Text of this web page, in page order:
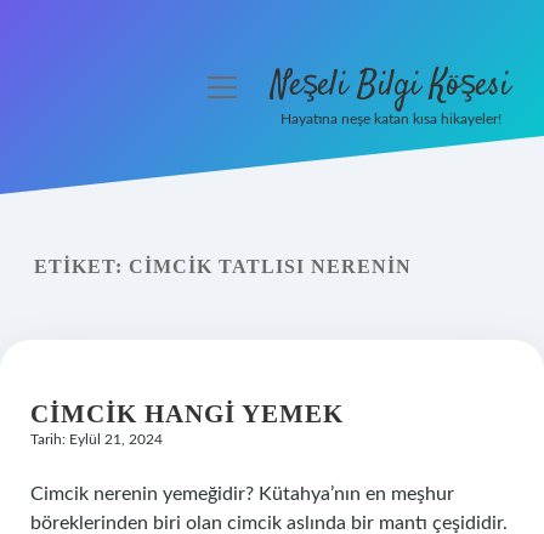
Yasal Uyarı
menüyüNeşeli Bilgi Köşesi
Hayatına neşe katan kısa hikayeler!
ETIKET: CIMCIK TATLISI NERENIN
CIMCIK HANGI YEMEK
Tarih: Eylül 21, 2024
Cimcik nerenin yemeğidir? Kütahya’nın en meşhur
böreklerinden biri olan cimcik aslında bir mantı çeşididir.